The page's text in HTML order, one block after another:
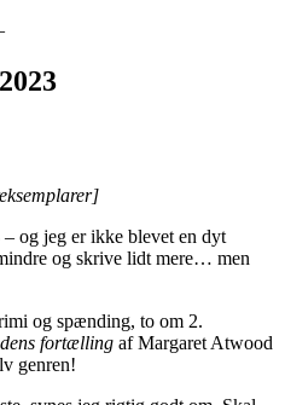
og jeg er ikke blevet en dyt
og skrive lidt mere… men
og spænding, to om 2.
fortælling af Margaret Atwood
genren!